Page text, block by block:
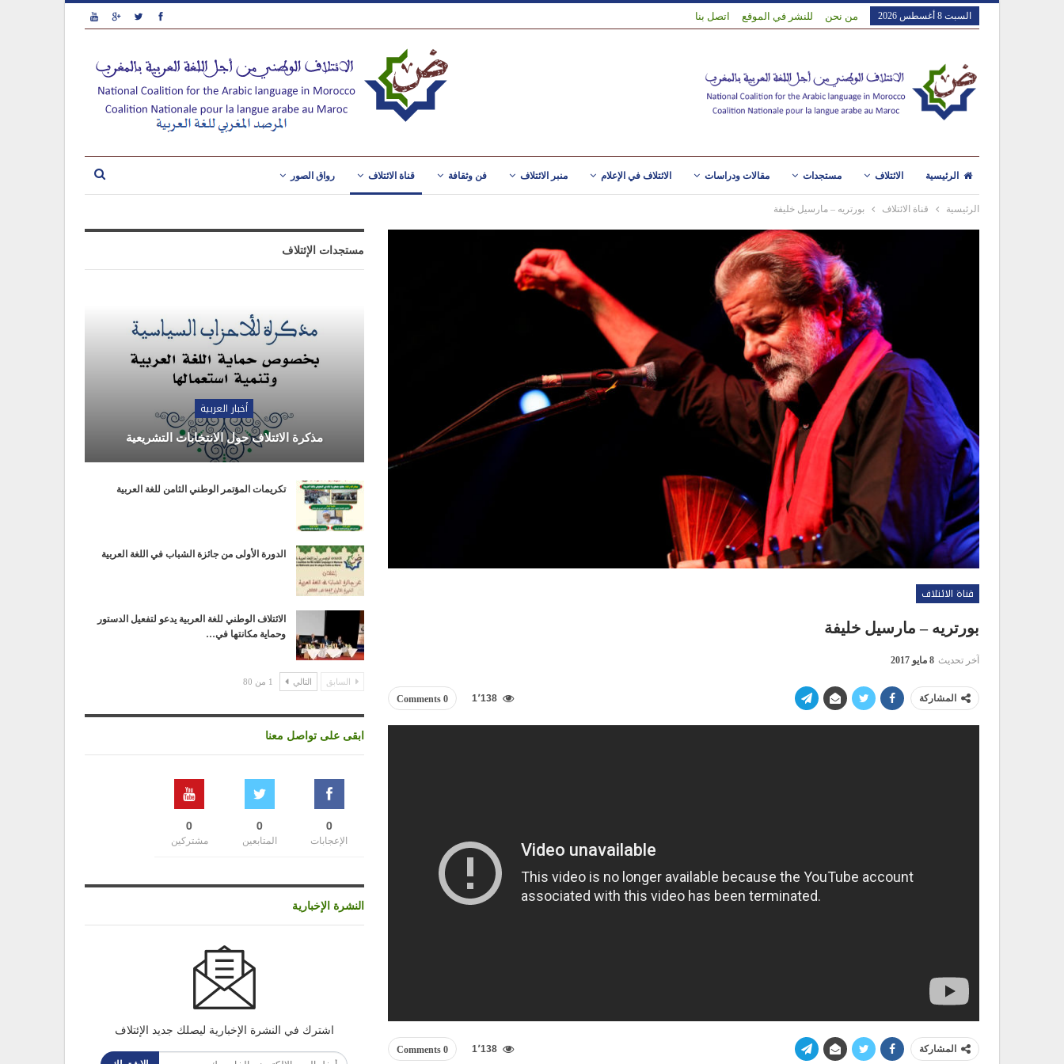
السبت 8 أغسطس 2026 من نحن للنشر في الموقع اتصل بنا
الرئيسية الائتلاف مستجدات مقالات ودراسات الائتلاف في الإعلام منبر الائتلاف فن وثقافة قناة الائتلاف رواق الصور
الرئيسية قناة الائتلاف بورتريه – مارسيل خليفة
قناة الائتلاف
بورتريه – مارسيل خليفة
آخر تحديث 8 مايو 2017
المشاركة 0 Comments 1٬138
المشاركة 0 Comments 1٬138
مستجدات الإئتلاف
أخبار العربية
مذكرة الائتلاف حول الانتخابات التشريعية
تكريمات المؤتمر الوطني الثامن للغة العربية
الدورة الأولى من جائزة الشباب في اللغة العربية
الائتلاف الوطني للغة العربية يدعو لتفعيل الدستور
وحماية مكانتها في…
السابق التالي 1 من 80
ابقى على تواصل معنا
0
الإعجابات
0
المتابعين
0
مشتركين
النشرة الإخبارية
اشترك في النشرة الإخبارية ليصلك جديد الإئتلاف